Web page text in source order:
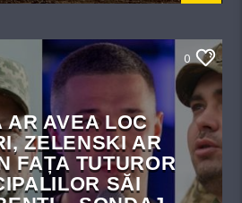
0
AR AVEA LOC
ZELENSKI AR
FAȚA TUTUROR
SĂI